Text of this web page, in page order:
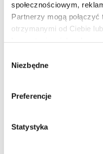
społecznościowym,
Partnerzy mogą
otrzymanymi od Ciebie
zgody
Niezbędne
Preferencje
Statystyka
*******